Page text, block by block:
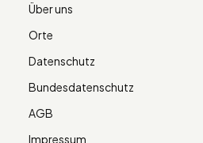
Über uns
Orte
Datenschutz
Bundesdatenschutz
AGB
Impressum